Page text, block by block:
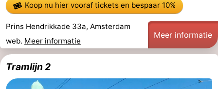
Koop nu hier vooraf ticketsen bespaar 10%
Prins Hendrikkade 33a, Amsterdam
web. Meer informatie
Meer informatie
Tramlijn 2